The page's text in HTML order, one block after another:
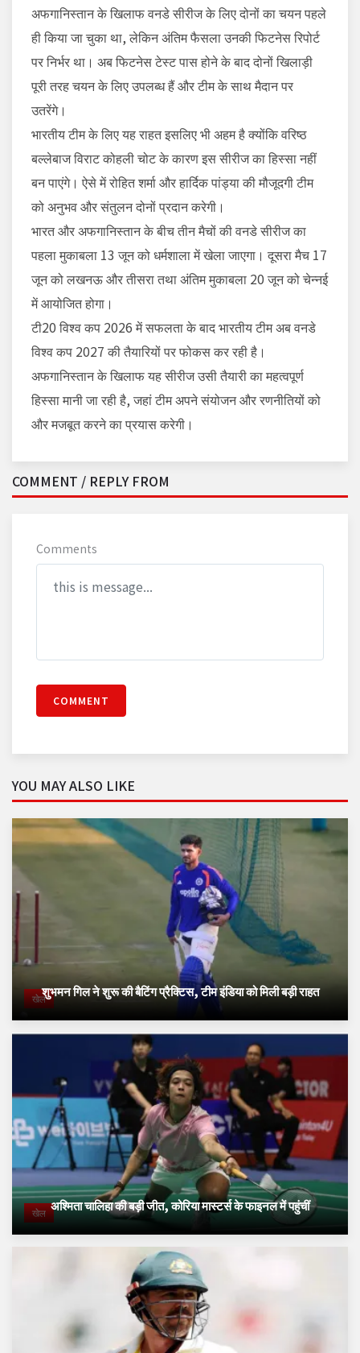
अफगानिस्तान के खिलाफ वनडे सीरीज के लिए दोनों का चयन पहले
ही किया जा चुका था, लेकिन अंतिम फैसला उनकी फिटनेस रिपोर्ट
पर निर्भर था। अब फिटनेस टेस्ट पास होने के बाद दोनों खिलाड़ी
पूरी तरह चयन के लिए उपलब्ध हैं और टीम के साथ मैदान पर
उतरेंगे।
भारतीय टीम के लिए यह राहत इसलिए भी अहम है क्योंकि वरिष्ठ
बल्लेबाज विराट कोहली चोट के कारण इस सीरीज का हिस्सा नहीं
बन पाएंगे। ऐसे में रोहित शर्मा और हार्दिक पांड्या की मौजूदगी टीम
को अनुभव और संतुलन दोनों प्रदान करेगी।
भारत और अफगानिस्तान के बीच तीन मैचों की वनडे सीरीज का
पहला मुकाबला 13 जून को धर्मशाला में खेला जाएगा। दूसरा मैच 17
जून को लखनऊ और तीसरा तथा अंतिम मुकाबला 20 जून को चेन्नई
में आयोजित होगा।
टी20 विश्व कप 2026 में सफलता के बाद भारतीय टीम अब वनडे
विश्व कप 2027 की तैयारियों पर फोकस कर रही है।
अफगानिस्तान के खिलाफ यह सीरीज उसी तैयारी का महत्वपूर्ण
हिस्सा मानी जा रही है, जहां टीम अपने संयोजन और रणनीतियों को
और मजबूत करने का प्रयास करेगी।
COMMENT / REPLY FROM
Comments
COMMENT
YOU MAY ALSO LIKE
खेलशुभमन गिल ने शुरू की बैटिंग प्रैक्टिस, टीम इंडिया को मिली बड़ी राहत
खेल अश्मिता चालिहा की बड़ी जीत, कोरिया मास्टर्स के फाइनल में पहुंचीं